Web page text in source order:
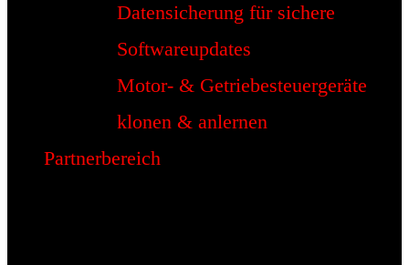
Datensicherung für sichere
Softwareupdates
Motor- & Getriebesteuergeräte
klonen & anlernen
Partnerbereich